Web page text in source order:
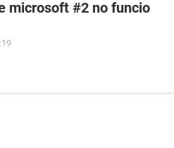
microsoft #2 no funcio